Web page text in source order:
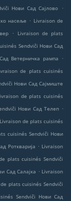
Нови Сад Сајлово
.
насеље . Livraison de
.
Livraison de plats
Sendviči Нови Сад
Ветерничка рампа
.
de plats cuisinés
Нови Сад Сајмиште
de plats cuisinés
Нови Сад Телеп .
Livraison de plats cuisinés
cuisinés Sendviči Нови
Роткварија . Livraison
plats cuisinés Sendviči
Сад Салајка . Livraison
plats cuisinés Sendviči
Sendviči Нови Сад